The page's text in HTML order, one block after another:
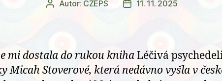
AutorAutor: CZEPS
Datum
11. 11. 2025
mi dostala do rukou knihaLéčivá
Micah Stoverové, která nedávno vyšla v